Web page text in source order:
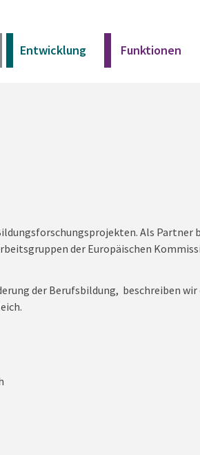
Entwicklung Funktionen
Kurz erklärt
Als Partner
der Europäischen
der Berufsbildung, beschreiben